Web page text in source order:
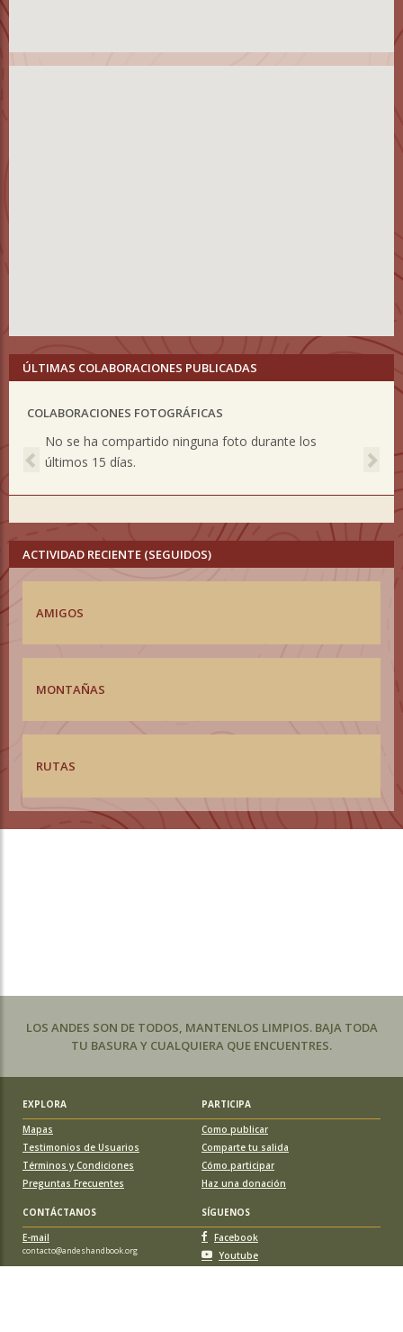
ÚLTIMAS COLABORACIONES PUBLICADAS
COLABORACIONES FOTOGRÁFICAS
No se ha compartido ninguna foto durante los
últimos 15 días.
Previous
ACTIVIDAD RECIENTE (SEGUIDOS)
AMIGOS
MONTAÑAS
RUTAS
LOS ANDES SON DE TODOS, MANTENLOS LIMPIOS. BAJA TODA
TU BASURA Y CUALQUIERA QUE ENCUENTRES.
EXPLORA
PARTICIPA
Mapas
Testimonios de Usuarios
Términos y Condiciones
Preguntas Frecuentes
Como publicar
Comparte tu salida
Cómo participar
Haz una donación
CONTÁCTANOS
SÍGUENOS
E-mail
contacto@andeshandbook.org
Facebook
Youtube